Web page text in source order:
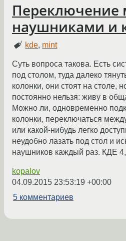
Переключение
наушниками и
kde, mint
Суть вопроса такова. Есть
под столом, туда далеко
колонки, они стоят на столе,
постоянно нельзя: живу в
Можно ли, одновременно
колонки, переключаться
или какой-нибудь легко
неудобно лазать под стол и
наушников каждый раз. КДЕ
kopalov
04.09.2015 23:53:19 +00:00
5 комментариев